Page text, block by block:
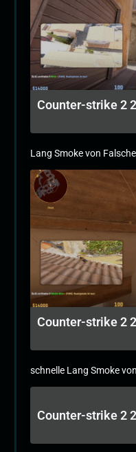
Counter-strike 2
Lang Smoke von
Counter-strike 2
schnelle Lang Smoke
Counter-strike 2